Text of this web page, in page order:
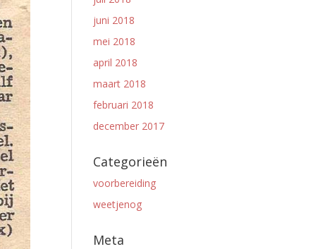
juni 2018
mei 2018
april 2018
maart 2018
februari 2018
december 2017
Categorieën
voorbereiding
weetjenog
Meta